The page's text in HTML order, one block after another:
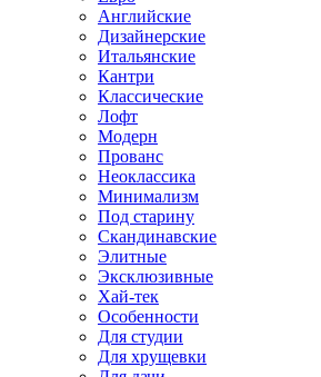
Английские
Дизайнерские
Итальянские
Кантри
Классические
Лофт
Модерн
Прованс
Неоклассика
Минимализм
Под старину
Скандинавские
Элитные
Эксклюзивные
Хай-тек
Особенности
Для студии
Для хрущевки